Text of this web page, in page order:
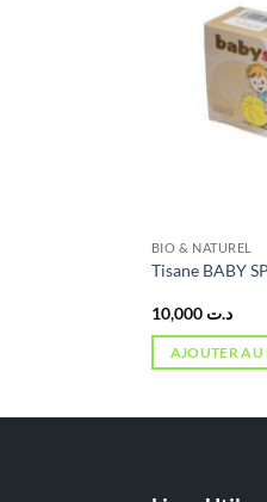
BIO & NATUREL
Tisane BABY
د.ت 10,000
AJOUTER AU